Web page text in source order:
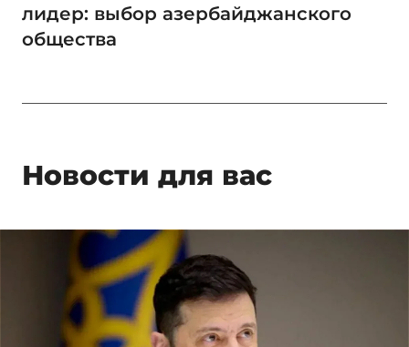
лидер: выбор азербайджанского
общества
Новости для вас